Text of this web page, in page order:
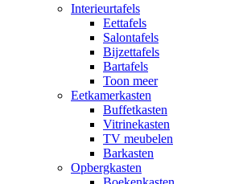
Interieurtafels
Eettafels
Salontafels
Bijzettafels
Bartafels
Toon meer
Eetkamerkasten
Buffetkasten
Vitrinekasten
TV meubelen
Barkasten
Opbergkasten